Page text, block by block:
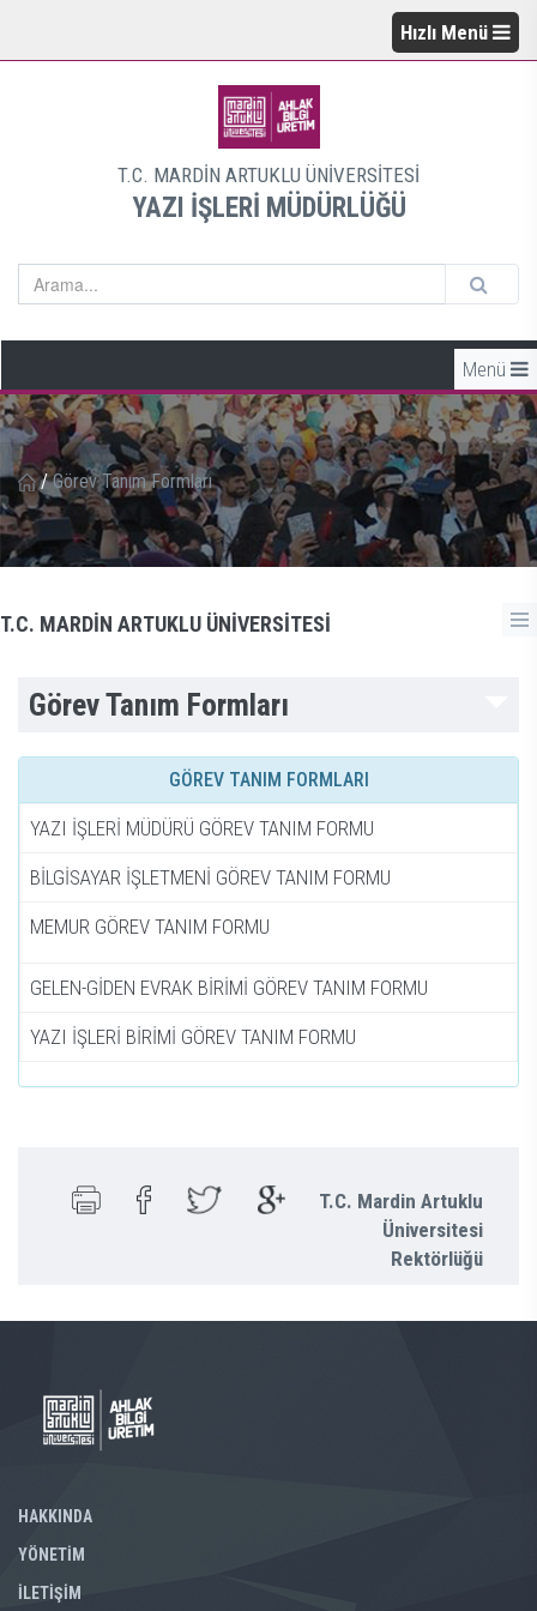
Hızlı Menü
T.C. MARDİN ARTUKLU ÜNİVERSİTESİ
YAZI İŞLERİ MÜDÜRLÜĞÜ
Menü
/ Görev Tanım Formları
T.C. MARDİN ARTUKLU ÜNİVERSİTESİ
Görev Tanım Formları
GÖREV TANIM FORMLARI
YAZI İŞLERİ MÜDÜRÜ GÖREV TANIM FORMU
BİLGİSAYAR İŞLETMENİ GÖREV TANIM FORMU
MEMUR GÖREV TANIM FORMU
GELEN-GİDEN EVRAK BİRİMİ GÖREV TANIM FORMU
YAZI İŞLERİ BİRİMİ GÖREV TANIM FORMU
T.C. Mardin Artuklu
Üniversitesi
Rektörlüğü
HAKKINDA
YÖNETİM
İLETİŞİM